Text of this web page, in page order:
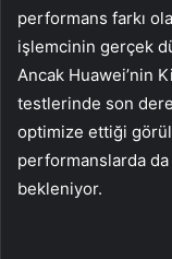
performans farkı
işlemcinin gerçek
Ancak Huawei’nin
testlerinde son
optimize ettiği
performanslarda da
bekleniyor.